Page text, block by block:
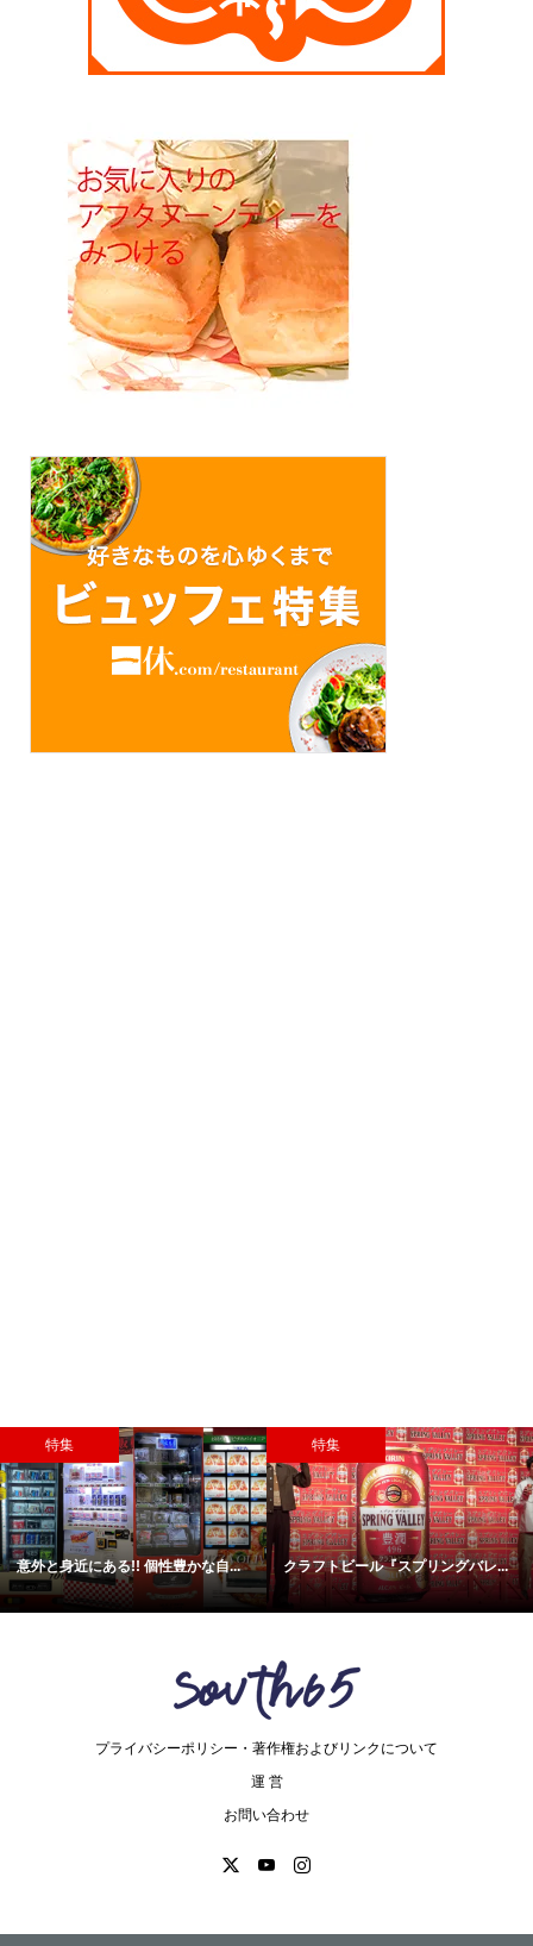
特集
意外と身近にある!! 個性豊かな自...
特集
クラフトビール『スプリングバレ...
プライバシーポリシー・著作権およびリンクについて
運 営
お問い合わせ